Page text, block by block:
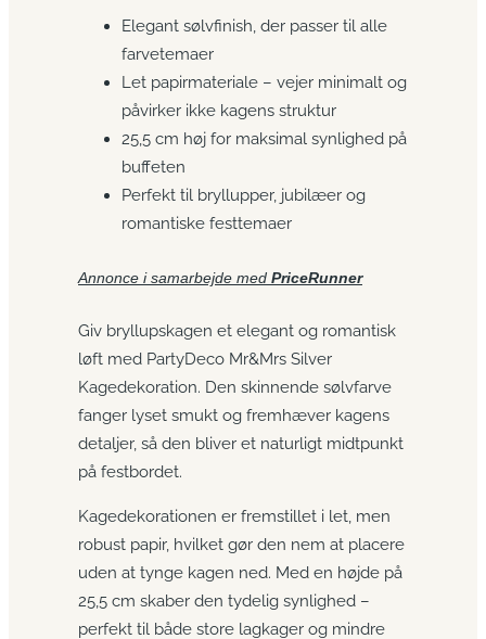
Elegant sølvfinish, der passer til alle
farvetemaer
Let papirmateriale – vejer minimalt og
påvirker ikke kagens struktur
25,5 cm høj for maksimal synlighed på
buffeten
Perfekt til bryllupper, jubilæer og
romantiske festtemaer
Annonce i samarbejde med PriceRunner
Giv bryllupskagen et elegant og romantisk
løft med PartyDeco Mr&Mrs Silver
Kagedekoration. Den skinnende sølvfarve
fanger lyset smukt og fremhæver kagens
detaljer, så den bliver et naturligt midtpunkt
på festbordet.
Kagedekorationen er fremstillet i let, men
robust papir, hvilket gør den nem at placere
uden at tynge kagen ned. Med en højde på
25,5 cm skaber den tydelig synlighed –
perfekt til både store lagkager og mindre